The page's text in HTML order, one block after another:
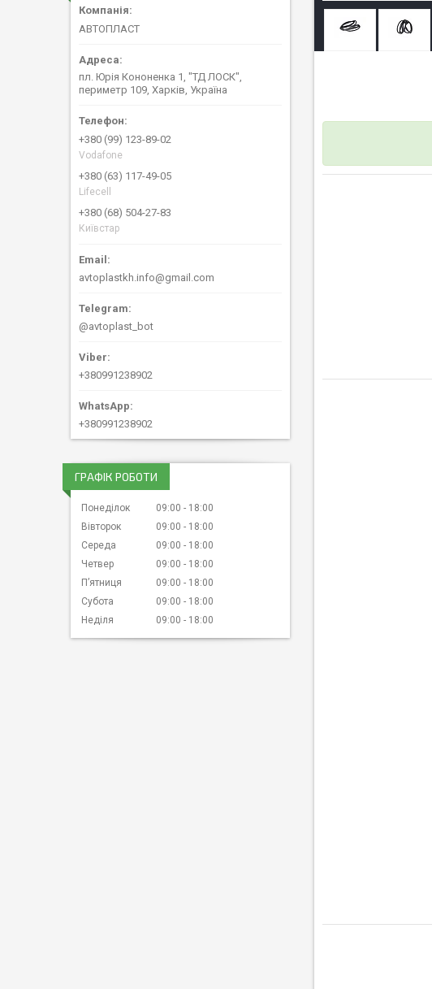
АВТОПЛАСТ
пл. Юрія Кононенка 1, "ТД ЛОСК",
периметр 109, Харків, Україна
+380 (99) 123-89-02
Vodafone
+380 (63) 117-49-05
Lifecell
+380 (68) 504-27-83
Київстар
avtoplastkh.info@gmail.com
@avtoplast_bot
+380991238902
+380991238902
ГРАФІК РОБОТИ
Понеділок 09:00
18:00
Вівторок
09:00
18:00
Середа
09:00
18:00
Четвер
09:00
18:00
Пʼятниця
09:00
18:00
Субота
09:00
18:00
Неділя
09:00 18:00